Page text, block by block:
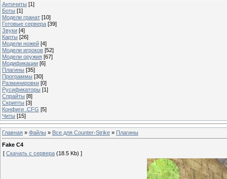
Античиты [1]
Боты [1]
Модели гранат [10]
Готовые сервера [39]
Звуки [4]
Карты [26]
Модели ножей [4]
Модели игроков [52]
Модели оружия [67]
Модификации [6]
Плагины [35]
Программы [30]
Разминировки [0]
Русификаторы [1]
Спрайты [8]
Скрипты [3]
Конфиги .CFG [5]
Читы [15]
Главная » Файлы » Все для Counter-Strike » Плагины
Fake C4
[ Скачать с сервера (18.5 Kb) ]